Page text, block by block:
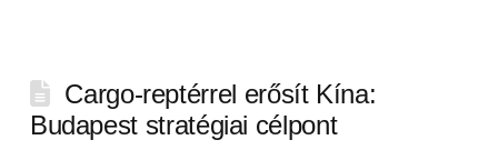
Cargo-reptérrel erősít Kína:
Budapest stratégiai célpont